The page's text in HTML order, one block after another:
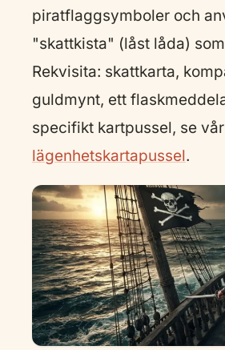
piratflaggsymboler och
"skattkista" (låst låda)
Rekvisita: skattkarta,
guldmynt, ett
specifikt kartpussel, se vår
lägenhetskartapussel.